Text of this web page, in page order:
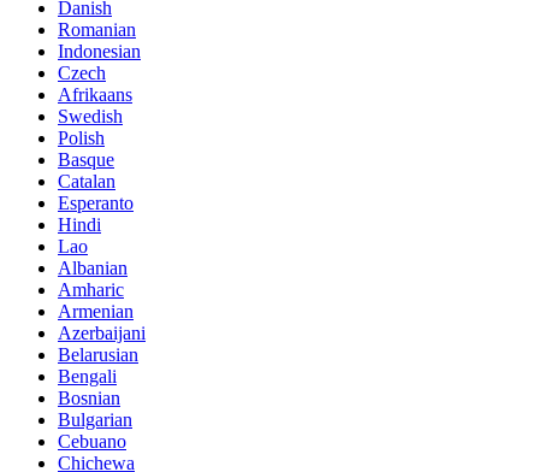
Danish
Romanian
Indonesian
Czech
Afrikaans
Swedish
Polish
Basque
Catalan
Esperanto
Hindi
Lao
Albanian
Amharic
Armenian
Azerbaijani
Belarusian
Bengali
Bosnian
Bulgarian
Cebuano
Chichewa